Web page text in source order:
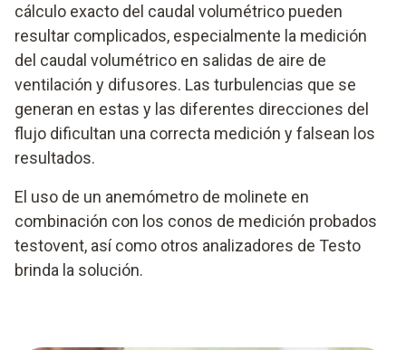
cálculo exacto del caudal volumétrico pueden
resultar complicados, especialmente la medición
del caudal volumétrico en salidas de aire de
ventilación y difusores. Las turbulencias que se
generan en estas y las diferentes direcciones del
flujo dificultan una correcta medición y falsean los
resultados.
El uso de un anemómetro de molinete en
combinación con los conos de medición probados
testovent, así como otros analizadores de Testo
brinda la solución.